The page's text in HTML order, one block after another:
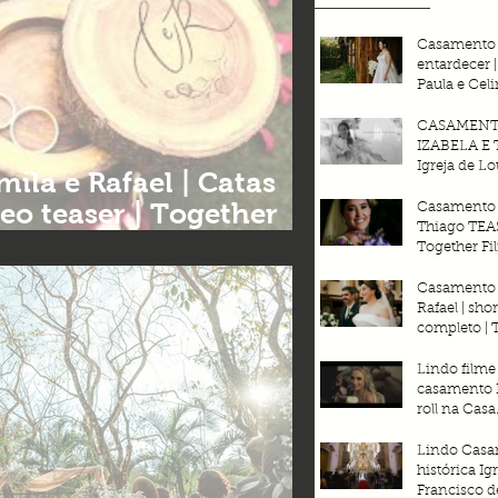
Casamento
entardecer
Paula e
IZABELA E
Igreja de
Together
Casamento
Thiago
Together
Casamento
Rafael |
completo |
Lindo filme
casamento
roll na Casa
Horizonte |
filmes
Lindo
histórica
Francisco
Rafael | Catas
teaser | Together